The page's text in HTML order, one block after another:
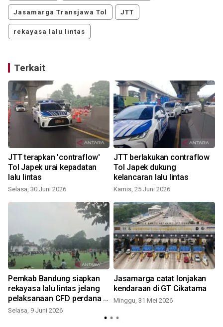
Jasamarga Transjawa Tol JTT
rekayasa lalu lintas
Terkait
JTT terapkan 'contraflow'
Tol Japek urai kepadatan
lalu lintas
Selasa, 30 Juni 2026
JTT berlakukan contraflow
Tol Japek dukung
kelancaran lalu lintas
Kamis, 25 Juni 2026
Pemkab Bandung siapkan
rekayasa lalu lintas jelang
pelaksanaan CFD perdana di
Soreang
Selasa, 9 Juni 2026
Jasamarga catat lonjakan
kendaraan di GT Cikatama
Minggu, 31 Mei 2026